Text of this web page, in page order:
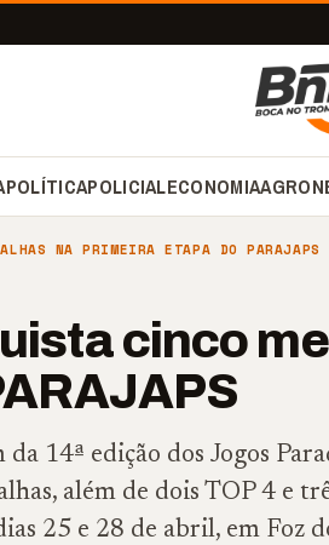
POLÍTICAPOLICIALECONOMIA
NA PRIMEIRA ETAPA DO PARAJAPS
cinco
14ª edição dos Jogos
além de dois TOP 4 e
25 e 28 de abril, em Foz